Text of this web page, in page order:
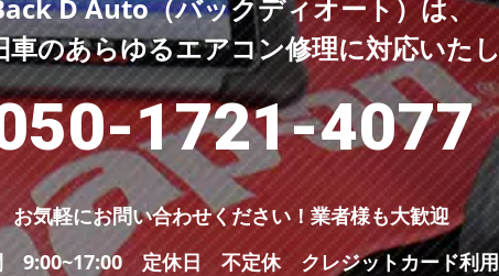
D Auto（バックディオート）は、
車のあらゆるエアコン修理に対応いた
1721-4077
お気軽にお問い合わせください！ 業者様も大歓迎
9:00~17:00 定休日 不定休 クレジットカード利